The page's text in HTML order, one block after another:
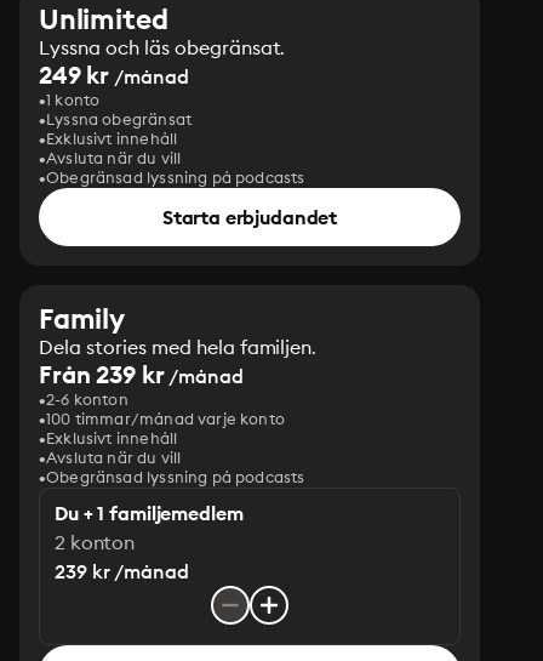
Unlimited
Lyssna och läs obegränsat.
249 kr /månad
1 konto
Lyssna obegränsat
Exklusivt innehåll
Avsluta när du vill
Obegränsad lyssning på podcasts
Starta erbjudandet
Family
Dela stories med hela familjen.
Från 239 kr/månad
2-6 konton
100 timmar/månad varje konto
Exklusivt innehåll
Avsluta när du vill
Obegränsad lyssning på podcasts
Du + 1 familjemedlem
2 konton
239 kr /månad